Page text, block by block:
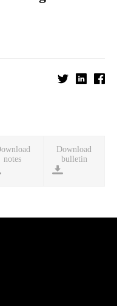
notes
Download
bulletin